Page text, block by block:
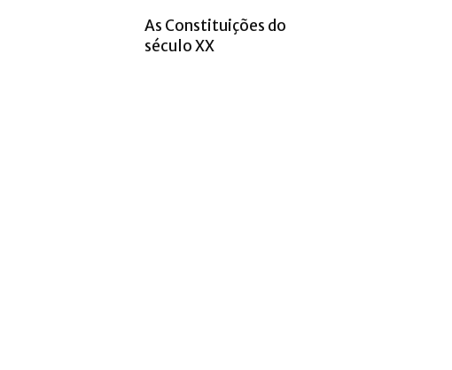
As Constituições do
século XX